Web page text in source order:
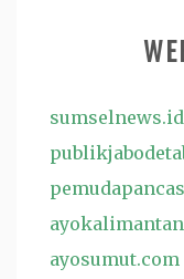
sumselnews.id
ayosumut.com